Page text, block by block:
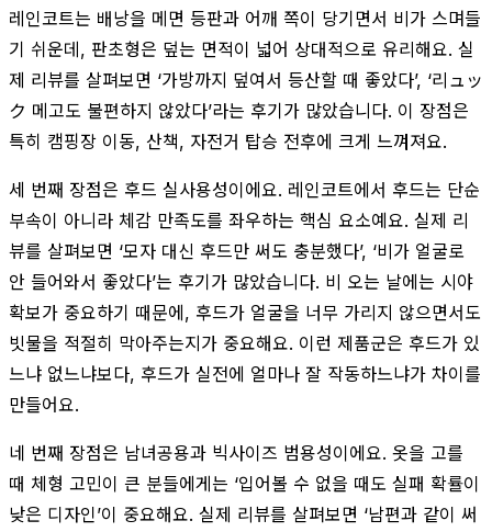
레인코트는 배낭을 메면 등판과 어깨 쪽이 당기면서 비가 스며들
기 쉬운데, 판초형은 덮는 면적이 넓어 상대적으로 유리해요. 실
제 리뷰를 살펴보면 ‘가방까지 덮여서 등산할 때 좋았다’, ‘리ュッ
ク 메고도 불편하지 않았다’라는 후기가 많았습니다. 이 장점은
특히 캠핑장 이동, 산책, 자전거 탑승 전후에 크게 느껴져요.
세 번째 장점은 후드 실사용성이에요. 레인코트에서 후드는 단순
부속이 아니라 체감 만족도를 좌우하는 핵심 요소예요. 실제 리
뷰를 살펴보면 ‘모자 대신 후드만 써도 충분했다’, ‘비가 얼굴로
안 들어와서 좋았다’는 후기가 많았습니다. 비 오는 날에는 시야
확보가 중요하기 때문에, 후드가 얼굴을 너무 가리지 않으면서도
빗물을 적절히 막아주는지가 중요해요. 이런 제품군은 후드가 있
느냐 없느냐보다, 후드가 실전에 얼마나 잘 작동하느냐가 차이를
만들어요.
네 번째 장점은 남녀공용과 빅사이즈 범용성이에요. 옷을 고를
때 체형 고민이 큰 분들에게는 ‘입어볼 수 없을 때도 실패 확률이
낮은 디자인’이 중요해요. 실제 리뷰를 살펴보면 ‘남편과 같이 써